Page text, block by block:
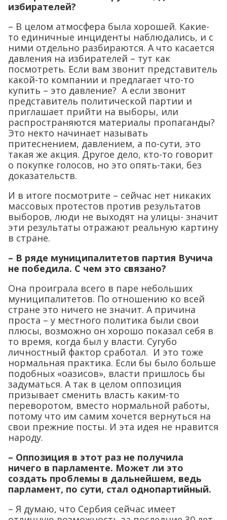
избирателей?
– В целом атмосфера была хорошей. Какие-
то единичные инциденты наблюдались, и с
ними отдельно разбираются. А что касается
давления на избирателей – тут как
посмотреть. Если вам звонит представитель
какой-то компании и предлагает что-то
купить – это давление? А если звонит
представитель политической партии и
приглашает прийти на выборы, или
распространяются материалы пропаганды?
Это некто начинает называть
притеснением, давлением, а по-сути, это
такая же акция. Другое дело, кто-то говорит
о покупке голосов, но это опять-таки, без
доказательств.
И в итоге посмотрите – сейчас нет никаких
массовых протестов против результатов
выборов, люди не выходят на улицы- значит
эти результаты отражают реальную картину
в стране.
– В ряде муниципалитетов партия Вучича
не победила. С чем это связано?
Она проиграла всего в паре небольших
муниципалитетов. По отношению ко всей
стране это ничего не значит. А причина
проста – у местного политика были свои
плюсы, возможно он хорошо показал себя в
то время, когда был у власти. Сугубо
личностный фактор сработал. И это тоже
нормальная практика. Если бы было больше
подобных «оазисов», власти пришлось бы
задуматься. А так в целом оппозиция
призывает сменить власть каким-то
переворотом, вместо нормальной работы,
потому что им самим хочется вернуться на
свои прежние посты. И эта идея не нравится
народу.
– Оппозиция в этот раз не получила
ничего в парламенте. Может ли это
создать проблемы в дальнейшем, ведь
парламент, по сути, стал однопартийный.
– Я думаю, что Сербия сейчас имеет